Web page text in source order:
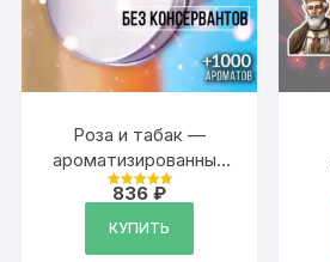
Роза и табак —
ароматизированный
тальк для тела
Оценка
836₽
КУПИТЬ